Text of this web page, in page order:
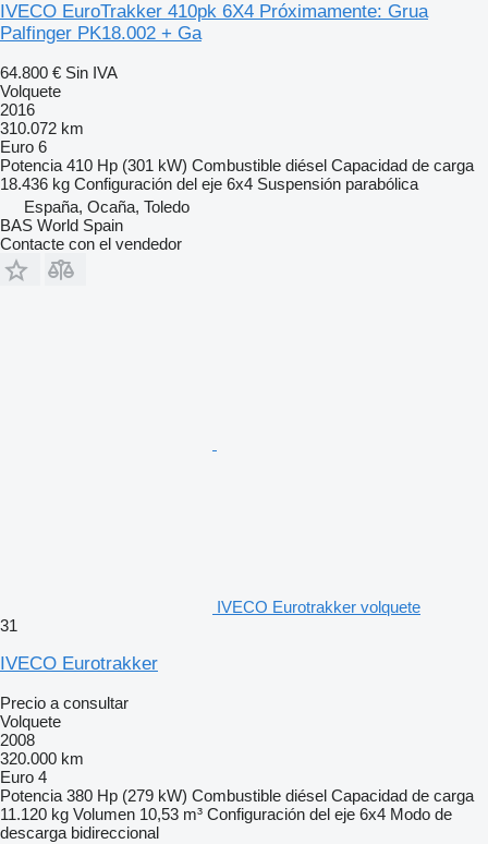
IVECO EuroTrakker 410pk 6X4 Próximamente: Grua
Palfinger PK18.002 + Ga
64.800 € Sin IVA
Volquete
2016
310.072 km
Euro 6
Potencia 410 Hp (301 kW) Combustible diésel Capacidad de carga
18.436 kg Configuración del eje 6x4 Suspensión parabólica
España, Ocaña, Toledo
BAS World Spain
Contacte con el vendedor
IVECO Eurotrakker volquete
31
IVECO Eurotrakker
Precio a consultar
Volquete
2008
320.000 km
Euro 4
Potencia 380 Hp (279 kW) Combustible diésel Capacidad de carga
11.120 kg Volumen 10,53 m³ Configuración del eje 6x4 Modo de
descarga bidireccional